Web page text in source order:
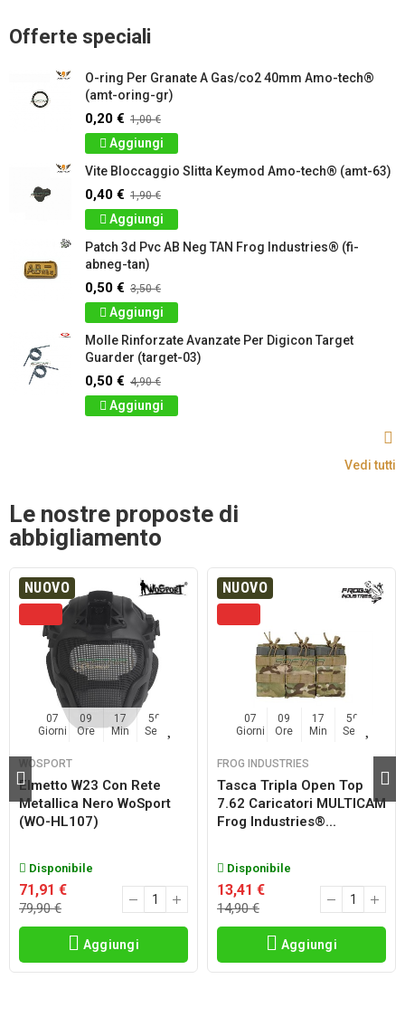
Offerte speciali
O-ring Per Granate A Gas/co2 40mm Amo-tech®
(amt-oring-gr)
0,20 € 1,00 €
Aggiungi
Vite Bloccaggio Slitta Keymod Amo-tech® (amt-63)
0,40 € 1,90 €
Aggiungi
Patch 3d Pvc AB Neg TAN Frog Industries® (fi-
abneg-tan)
0,50 € 3,50 €
Aggiungi
Molle Rinforzate Avanzate Per Digicon Target
Guarder (target-03)
0,50 € 4,90 €
Aggiungi
Vedi tutti
Le nostre proposte di
abbigliamento
NUOVO
07
Giorni
09
Ore
17
Min
59
Sec
WOSPORT
Elmetto W23 Con Rete
Metallica Nero WoSport
(WO-HL107)
Disponibile
71,91 €
79,90 €
Aggiungi
NUOVO
07
Giorni
09
Ore
17
Min
59
Sec
FROG INDUSTRIES
Tasca Tripla Open Top
7.62 Caricatori MULTICAM
Frog Industries®...
Disponibile
13,41 €
14,90 €
Aggiungi